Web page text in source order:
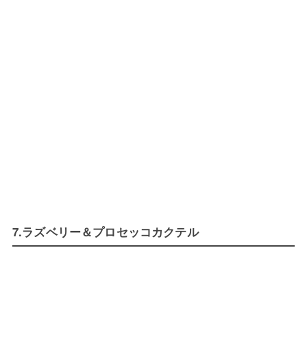
7.ラズベリー＆プロセッコカクテル